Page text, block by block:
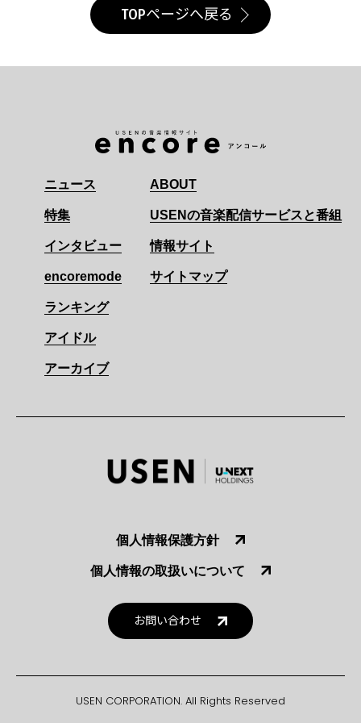
TOPページへ戻る
ニュース
特集
インタビュー
encoremode
ランキング
アイドル
アーカイブ
ABOUT
USENの音楽配信サービスと番組
情報サイト
サイトマップ
個人情報保護方針
個人情報の取扱いについて
お問い合わせ
USEN CORPORATION. All Rights Reserved